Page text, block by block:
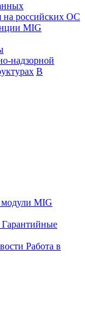
на российских ОС
MIG
надзорной
В
MIG
Гарантийные
Работа в